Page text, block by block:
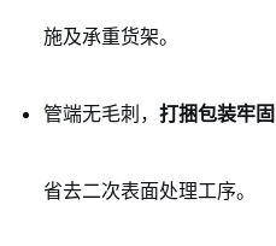
施及承重货架。
管端无毛刺， 打捆包装牢固
省去二次表面处理工序。